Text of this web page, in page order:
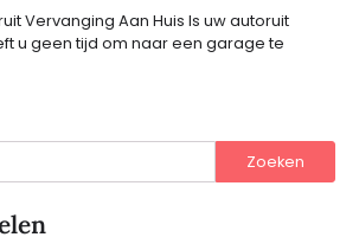
Vervanging Aan Huis Is uw autoruit
u geen tijd om naar een garage te
Zoeken